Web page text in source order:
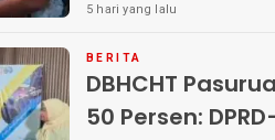
5 hari yang lalu
BERITA
DBHCHT
50 Persen: